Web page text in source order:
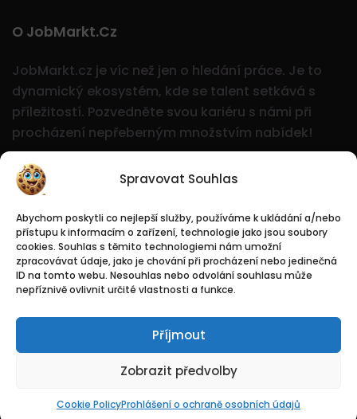
Spravovat Souhlas
Abychom poskytli co nejlepší služby, používáme k ukládání a/nebo
přístupu k informacím o zařízení, technologie jako jsou soubory
cookies. Souhlas s těmito technologiemi nám umožní
zpracovávat údaje, jako je chování při procházení nebo jedinečná
ID na tomto webu. Nesouhlas nebo odvolání souhlasu může
nepříznivě ovlivnit určité vlastnosti a funkce.
Příjmout
Zobrazit předvolby
Cookie PolicyProhlášení o ochraně osobních údajů
O JobMarkt.cz
JobMarkt.cz je víc než jen o hledání práce. Je to
dynamický ekosystém, kde se talent setkává s
příležitostí. Pozvedněte svou kariéru s námi při
procházení nepřeberným množstvím nabídek!
Logo Jobmarkt.cz ® je registrovaná ochranná
známka.